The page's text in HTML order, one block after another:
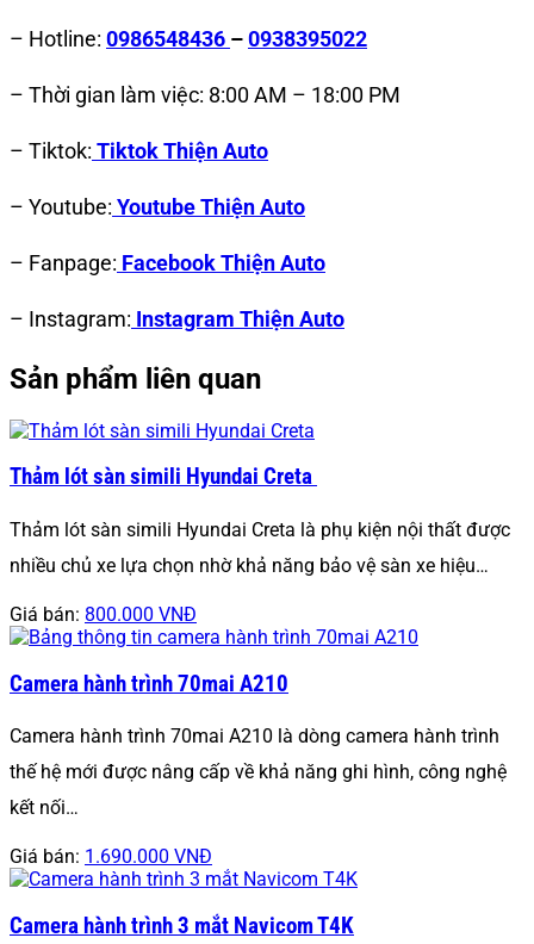
– Hotline: 0986548436 –0938395022
– Thời gian làm việc: 8:00 AM – 18:00 PM
– Tiktok: Tiktok Thiện Auto
– Youtube: Youtube Thiện Auto
– Fanpage: Facebook Thiện Auto
– Instagram: Instagram Thiện Auto
Sản phẩm liên quan
Thảm lót sàn simili Hyundai Creta
Thảm lót sàn simili Hyundai Creta là phụ kiện nội thất được
nhiều chủ xe lựa chọn nhờ khả năng bảo vệ sàn xe hiệu…
Giá bán: 800.000 VNĐ
Camera hành trình 70mai A210
Camera hành trình 70mai A210 là dòng camera hành trình
thế hệ mới được nâng cấp về khả năng ghi hình, công nghệ
kết nối…
Giá bán: 1.690.000 VNĐ
Camera hành trình 3 mắt Navicom T4K